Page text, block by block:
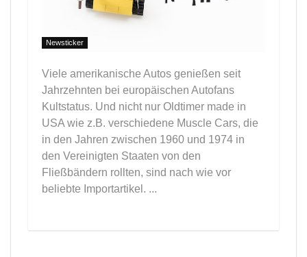
Newsticker
Viele amerikanische Autos genießen seit
Jahrzehnten bei europäischen Autofans
Kultstatus. Und nicht nur Oldtimer made in
USA wie z.B. verschiedene Muscle Cars, die
in den Jahren zwischen 1960 und 1974 in
den Vereinigten Staaten von den
Fließbändern rollten, sind nach wie vor
beliebte Importartikel. ...